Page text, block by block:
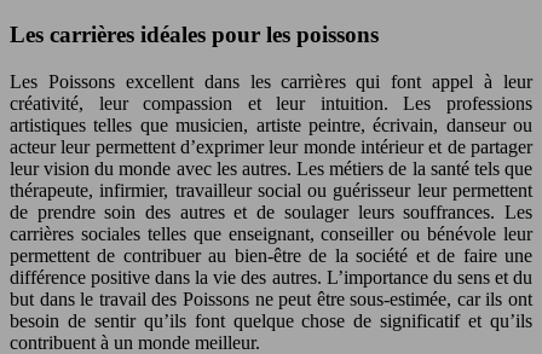
Les carrières idéales pour les poissons
Les Poissons excellent dans les carrières qui font appel à leur
créativité, leur compassion et leur intuition. Les professions
artistiques telles que musicien, artiste peintre, écrivain, danseur ou
acteur leur permettent d’exprimer leur monde intérieur et de partager
leur vision du monde avec les autres. Les métiers de la santé tels que
thérapeute, infirmier, travailleur social ou guérisseur leur permettent
de prendre soin des autres et de soulager leurs souffrances. Les
carrières sociales telles que enseignant, conseiller ou bénévole leur
permettent de contribuer au bien-être de la société et de faire une
différence positive dans la vie des autres. L’importance du sens et du
but dans le travail des Poissons ne peut être sous-estimée, car ils ont
besoin de sentir qu’ils font quelque chose de significatif et qu’ils
contribuent à un monde meilleur.